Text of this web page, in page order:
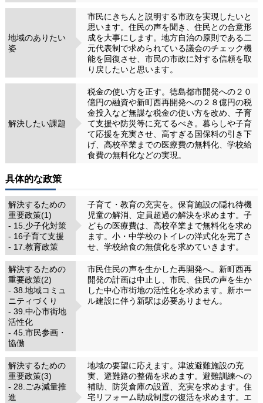
地域のありたい
姿
市民にきちんと説明する市政を実現したいと
思います。住民の声を聞き、住民との合意形
成を大事にします。地方自治の原則である二
元代表制で求められている議会のチェック機
能を回復させ、市民の市政に対する信頼を取
り戻したいと思います。
解決したい課題
税金の使い方を正す。徳島都市開発への２０
億円の融資や新町西再開発への２８億円の税
金投入など無謀な税金の使い方を改め、子育
て支援や防災等に充てるべき。暮らしや子育
て応援を充実させ、高すぎる国保料の引き下
げ、高校卒業までの医療費の無料化、学校給
食費の無料化などの実現。
具体的な政策
解決するための
重要政策(1)
- 15.少子化対策
- 16子育て支援
- 17.教育政策
子育て・教育の充実を。保育施設の隠れ待機
児童の解消、定員超過の解決を求めます。子
どもの医療費は、高校卒業まで無料化を求め
ます。小・中学校のトイレの洋式化を完了さ
せ、学校給食の無償化を求めていきます。
解決するための
重要政策(2)
- 38.地域コミュ
ニティづくり
- 39.中心市街地
活性化
- 45.市民参画・
協働
市民住民の声を生かした再開発へ。新町西再
開発の計画は中止し、市民、住民の声を生か
した中心市街地の活性化を求めます。新ホー
ル建設に伴う新駅は必要ありません。
解決するための
重要政策(3)
- 28.ごみ減量推
進
地域の要望に応えます。津波避難施設の充
実、避難路の整備を求めます。避難訓練への
補助、防災倉庫の設置、充実を求めます。住
宅リフォーム助成制度の復活を求めます。エ